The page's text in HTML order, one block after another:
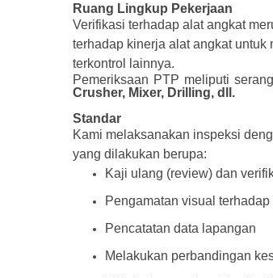
Ruang Lingkup Pekerjaan
Verifikasi terhadap alat angkat
terhadap kinerja alat angkat
terkontrol lainnya.
Pemeriksaan PTP meliputi
Crusher, Mixer, Drilling, dll.
Standar
Kami melaksanakan inspeksi
yang dilakukan berupa:
Kaji ulang (review) dan
Pengamatan visual
Pencatatan data lapangan
Melakukan perbandingan